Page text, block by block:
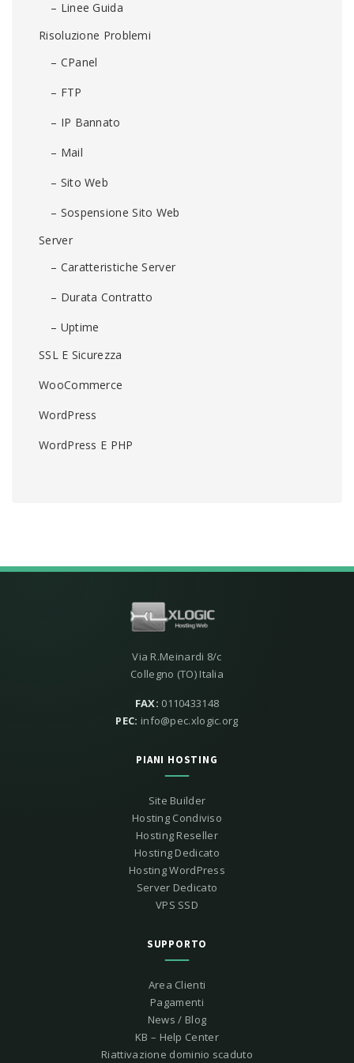
– Linee Guida
Risoluzione Problemi
– CPanel
– FTP
– IP Bannato
– Mail
– Sito Web
– Sospensione Sito Web
Server
– Caratteristiche Server
– Durata Contratto
– Uptime
SSL E Sicurezza
WooCommerce
WordPress
WordPress E PHP
Via R.Meinardi 8/c
Collegno (TO) Italia
FAX: 0110433148
PEC: info@pec.xlogic.org
PIANI HOSTING
Site Builder
Hosting Condiviso
Hosting Reseller
Hosting Dedicato
Hosting WordPress
Server Dedicato
VPS SSD
SUPPORTO
Area Clienti
Pagamenti
News / Blog
KB – Help Center
Riattivazione dominio scaduto